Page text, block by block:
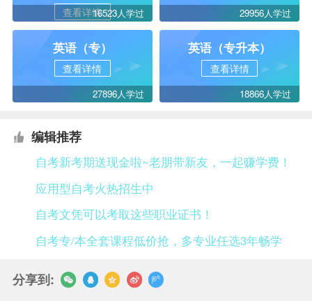
查看详情16523人学过 29956人学过
英语（专）
查看详情
27896人学过
英语（专升本）
查看详情
18866人学过
编辑推荐
自考新考期送现金啦~老朋带新友，一起赚学费！
应用型自考火热招生中
自考文凭可以考取这些职业证书！
自考专/本全套课程低价抢，多专业任选3年畅学
分享到: